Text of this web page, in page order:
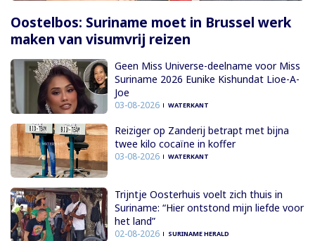
Oostelbos: Suriname moet in Brussel werk
maken van visumvrij reizen
Geen Miss Universe-deelname voor Miss
Suriname 2026 Eunike Kishundat Lioe-A-
Joe
03-08-2026 WATERKANT
Reiziger op Zanderij betrapt met bijna
twee kilo cocaïne in koffer
03-08-2026 WATERKANT
Trijntje Oosterhuis voelt zich thuis in
Suriname: “Hier ontstond mijn liefde voor
het land”
02-08-2026 SURINAME HERALD